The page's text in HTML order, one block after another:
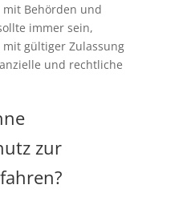
mit Behörden und
immer sein,
gültiger Zulassung
und rechtliche
zur